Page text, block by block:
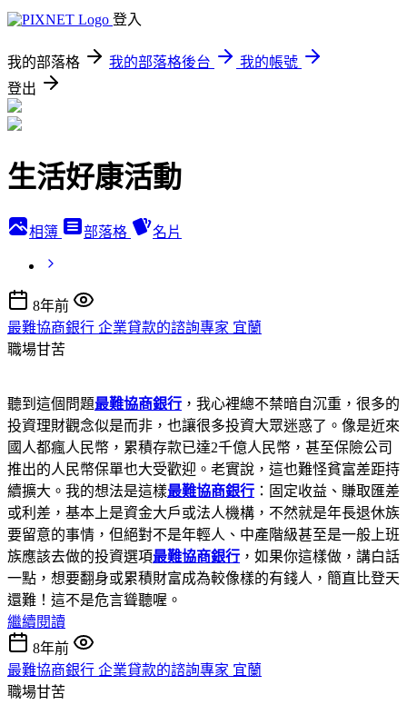
登入
我的部落格 我的部落格後台
我的帳號
登出
生活好康活動
相簿 部落格 名片
8年前
最難協商銀行 企業貸款的諮詢專家 宜蘭
職場甘苦
聽到這個問題最難協商銀行 ，我心裡總不禁暗自沉重，很多的
投資理財觀念似是而非，也讓很多投資大眾迷惑了。像是近來
國人都瘋人民幣，累積存款已達2千億人民幣，甚至保險公司
推出的人民幣保單也大受歡迎。老實說，這也難怪貧富差距持
續擴大。我的想法是這樣最難協商銀行 ：固定收益、賺取匯差
或利差，基本上是資金大戶或法人機構，不然就是年長退休族
要留意的事情，但絕對不是年輕人、中產階級甚至是一般上班
族應該去做的投資選項最難協商銀行 ，如果你這樣做，講白話
一點，想要翻身或累積財富成為較像樣的有錢人，簡直比登天
還難！這不是危言聳聽喔。
繼續閱讀
8年前
最難協商銀行 企業貸款的諮詢專家 宜蘭
職場甘苦